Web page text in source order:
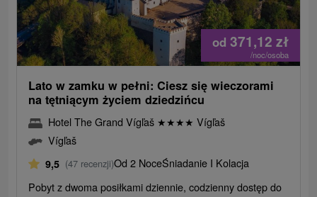
od 371,12 zł
/noc/osoba
Lato w zamku w pełni: Ciesz się wieczorami
na tętniącym życiem dziedzińcu
Hotel The Grand Vígľaš ★★★★ Vígľaš
Vígľaš
9,5 (47 recenzji)Od 2 NoceŚniadanie I Kolacja
Pobyt z dwoma posiłkami dziennie, codzienny dostęp do